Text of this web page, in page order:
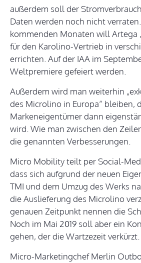
außerdem soll der
Daten werden noch nicht
kommenden Monaten will Artega
für den Karolino-Vertrieb in
errichten. Auf der IAA im
Weltpremiere gefeiert werden.
Außerdem wird man weiterhin
des Microlino in Europa“ bleiben,
Markeneigentümer dann
wird. Wie man zwischen den
die genannten Verbesserungen.
Micro Mobility teilt per Social-
dass sich aufgrund der neuen
TMI und dem Umzug des Werks
die Auslieferung des Microlino
genauen Zeitpunkt nennen die
Noch im Mai 2019 soll aber ein
gehen, der die Wartzezeit verkürzt.
Micro-Marketingchef Merlin